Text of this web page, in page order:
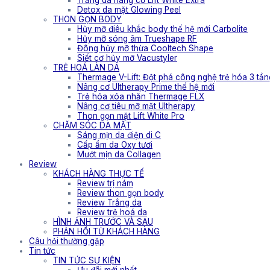
Detox da mặt Glowing Peel
THON GỌN BODY
Hủy mỡ điêu khắc body thế hệ mới Carbolite
Hủy mỡ sóng âm Trueshape RF
Đông hủy mỡ thừa Cooltech Shape
Siết cơ hủy mỡ Vacustyler
TRẺ HOÁ LÀN DA
Thermage V-Lift: Đột phá công nghệ trẻ hóa 3
Nâng cơ Ultherapy Prime thế hệ mới
Trẻ hóa xóa nhăn Thermage FLX
Nâng cơ tiêu mỡ mặt Ultherapy
Thon gọn mặt Lift White Pro
CHĂM SÓC DA MẶT
Sáng mịn da điện di C
Cấp ẩm da Oxy tươi
Mướt mịn da Collagen
Review
KHÁCH HÀNG THỰC TẾ
Review trị nám
Review thon gọn body
Review Trắng da
Review trẻ hoá da
HÌNH ẢNH TRƯỚC VÀ SAU
PHẢN HỒI TỪ KHÁCH HÀNG
Câu hỏi thường gặp
Tin tức
TIN TỨC SỰ KIỆN